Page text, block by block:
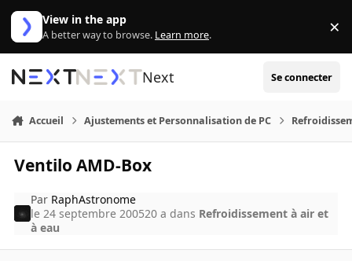
Aller au contenu
View in the app
A better way to browse. Learn more. ×
Next Se connecter
Accueil Ajustements et Personnalisation de PC
Ventilo AMD-Box
Par RaphAstronome
le 24 septembre 200520 a dans Refroidissement à air et
à eau